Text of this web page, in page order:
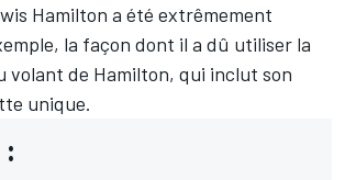
Hamilton a été extrêmement
la façon dont il a dû utiliser la
volant de Hamilton, qui inclut son
unique.